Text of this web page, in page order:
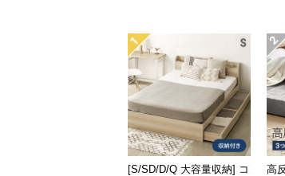
[S/SD/D/Q 大容量収納] コンセ高